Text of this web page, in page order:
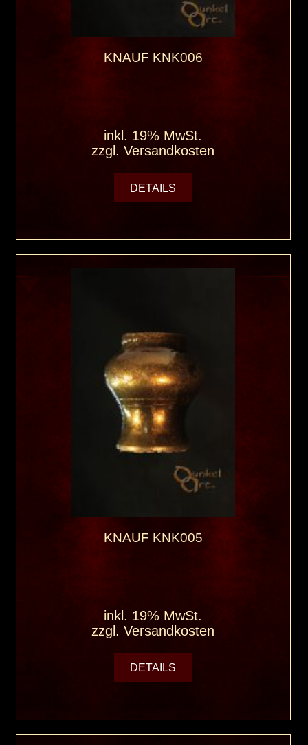
KNAUF KNK006
inkl. 19% MwSt.
zzgl.Versandkosten
DETAILS
KNAUF KNK005
inkl. 19% MwSt.
zzgl.Versandkosten
DETAILS